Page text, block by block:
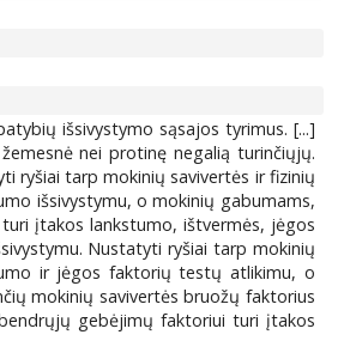
išsivystymo sąsajos tyrimus. [...]
nei protinę negalią turinčiųjų.
ryšiai tarp mokinių savivertės ir fizinių
išsivystymu, o mokinių gabumams,
įtakos lankstumo, ištvermės, jėgos
Nustatyti ryšiai tarp mokinių
ir jėgos faktorių testų atlikimu, o
mokinių savivertės bruožų faktorius
gebėjimų faktoriui turi įtakos